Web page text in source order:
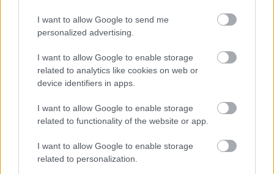
I want to allow Google to send me
personalized advertising.
I want to allow Google to enable storage
related to analytics like cookies on web or
device identifiers in apps.
I want to allow Google to enable storage
related to functionality of the website or app.
I want to allow Google to enable storage
related to personalization.
román főváros Baneasa kerületében felhúzott épület egyébként a
korabeli román szemmel nézve kimondottan divatos volt: az
inkább a román ortodox egyházi építészeti stílusra jellemző
formanyelvvel épült meg. Az ingatlant a közútról egy 100x180
méter nagyságú díszkerten keresztül lehetett megközelíteni. Az
egyszintes középrizalitos ház előtt egy 145 négyzetméteres
nyújtott medencét helyezett el a tervező, amely mellett két
párhuzamosan futó út futott be a boltíves főbejárathoz. Érdekes
építészeti megoldásnak ígérkezett, hogy a szabályos kocka alakú
ház mögött egy árkádokkal tagolt kerengőt is tervezett a mérnök,